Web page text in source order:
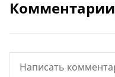
Комментарии